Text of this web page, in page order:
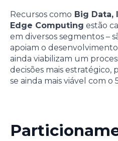
Recursos como Big
Edge Computing estão
em diversos segmentos –
apoiam o
ainda viabilizam um
decisões mais estratégico,
se ainda mais viável com o